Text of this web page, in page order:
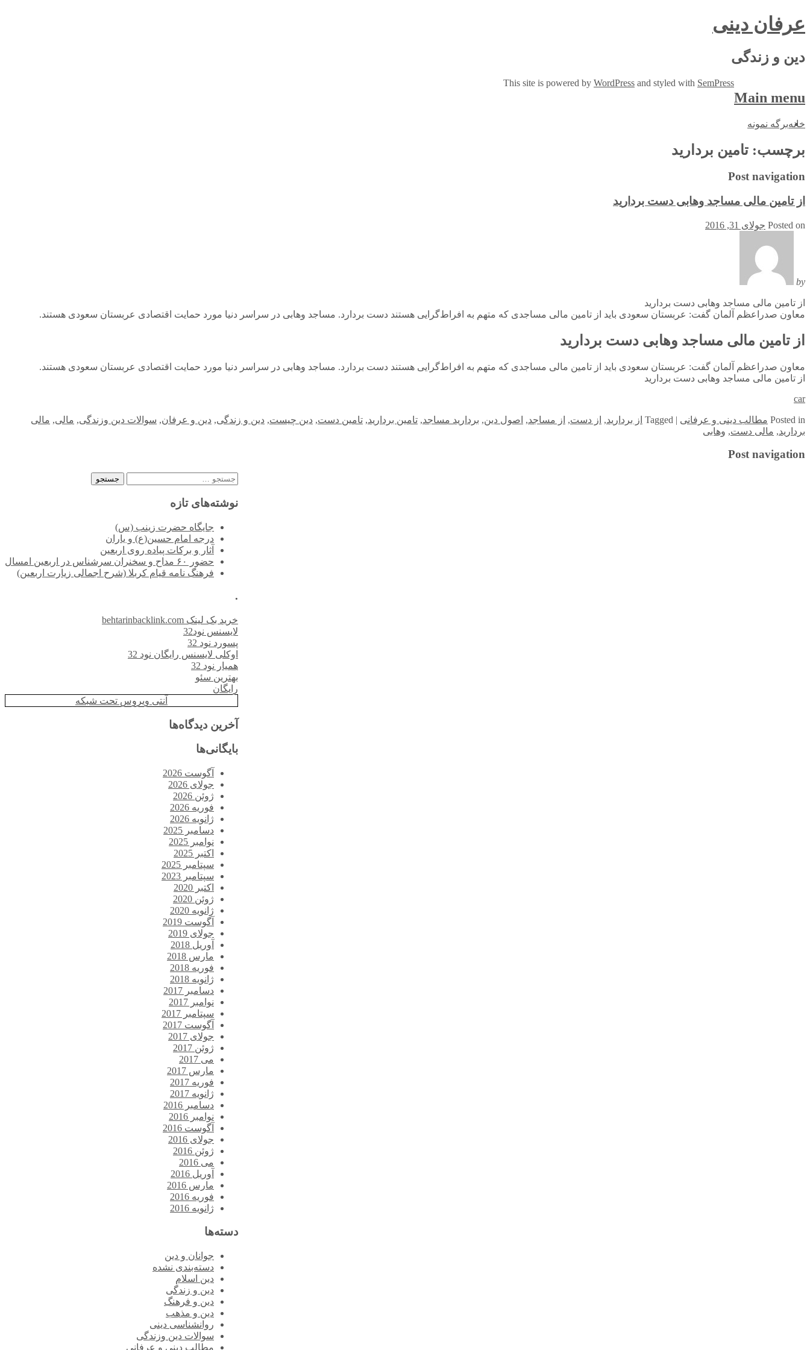
عرفان دینی
دین و زندگی
Main menu
Skip
خانهبرگه نمونه
برچسب: تامین بردارید
Post navigation
از تامین مالی مساجد وهابی دست بردارید
Posted on جولای 31, 2016
by
از تامین مالی مساجد وهابی دست بردارید
معاون صدراعظم آلمان گفت: عربستان سعودی باید از تامین مالی مساجدی که متهم به افراط‌گرایی هستند دست بردارد. مساجد وهابی در سراسر دنیا مورد حمایت اقتصادی عربستان سعودی هستند.
از تامین مالی مساجد وهابی دست بردارید
معاون صدراعظم آلمان گفت: عربستان سعودی باید از تامین مالی مساجدی که متهم به افراط‌گرایی هستند دست بردارد. مساجد وهابی در سراسر دنیا مورد حمایت اقتصادی عربستان سعودی هستند.
از تامین مالی مساجد وهابی دست بردارید
car
Posted in مطالب دینی و عرفانی |
Tagged از بردارید, از دست, از مساجد, اصول دین, بردارید مساجد, تامین بردارید, تامین دست, دین چیست, دین و زندگی, دین و عرفان, سوالات دین وزندگی, مالی, مالی
بردارید, مالی دست, وهابی
Post navigation
جستجو
نوشته‌های تازه
جایگاه حضرت زینب (س)
درجه امام حسین(ع) و یاران
آثار و برکات پیاده روی اربعین
حضور ۶۰ مداح و سخنران سرشناس در اربعین امسال
فرهنگ نامه قیام کربلا (شرح اجمالی زیارت اربعین)
.
خرید بک لینک behtarinbacklink.com
لایسنس نود32
پسورد نود 32
اوکلی لایسنس رایگان نود 32
همیار نود 32
بهترین سئو
رایگان
آنتی ویروس تحت شبکه
آخرین دیدگاه‌ها
بایگانی‌ها
آگوست 2026
جولای 2026
ژوئن 2026
فوریه 2026
ژانویه 2026
دسامبر 2025
نوامبر 2025
اکتبر 2025
سپتامبر 2025
سپتامبر 2023
اکتبر 2020
ژوئن 2020
ژانویه 2020
آگوست 2019
جولای 2019
آوریل 2018
مارس 2018
فوریه 2018
ژانویه 2018
دسامبر 2017
نوامبر 2017
سپتامبر 2017
آگوست 2017
جولای 2017
ژوئن 2017
می 2017
مارس 2017
فوریه 2017
ژانویه 2017
دسامبر 2016
نوامبر 2016
آگوست 2016
جولای 2016
ژوئن 2016
می 2016
آوریل 2016
مارس 2016
فوریه 2016
ژانویه 2016
دسته‌ها
جوانان و دین
دسته‌بندی نشده
دین اسلام
دین و زندگی
دین و فرهنگ
دین و مذهب
روانشناسی دینی
سوالات دین وزندگی
مطالب دینی و عرفانی
This site is powered by WordPress and styled with SemPress